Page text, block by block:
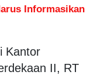
Informasikan
Kantor
II, RT